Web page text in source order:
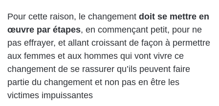
Pour cette raison, le changement doit se mettre en
œuvre par étapes, en commençant petit, pour ne
pas effrayer, et allant croissant de façon à permettre
aux femmes et aux hommes qui vont vivre ce
changement de se rassurer qu’ils peuvent faire
partie du changement et non pas en être les
victimes impuissantes